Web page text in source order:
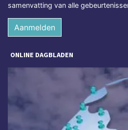
samenvatting van alle
Aanmelden
ONLINE DAGBLADEN